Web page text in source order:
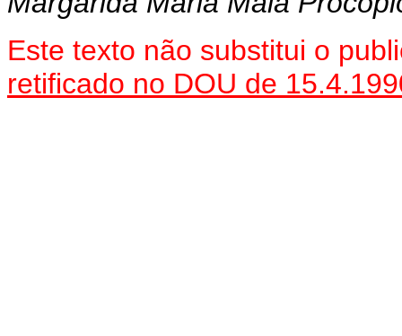
Este texto não substitui o
retificado no DOU de